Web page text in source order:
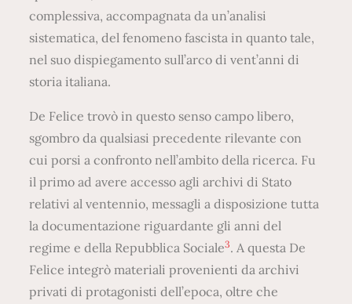
complessiva, accompagnata da un’analisi
sistematica, del fenomeno fascista in quanto tale,
nel suo dispiegamento sull’arco di vent’anni di
storia italiana.
De Felice trovò in questo senso campo libero,
sgombro da qualsiasi precedente rilevante con
cui porsi a confronto nell’ambito della ricerca. Fu
il primo ad avere accesso agli archivi di Stato
relativi al ventennio, messagli a disposizione tutta
la documentazione riguardante gli anni del
regime e della Repubblica Sociale3. A questa De
Felice integrò materiali provenienti da archivi
privati di protagonisti dell’epoca, oltre che